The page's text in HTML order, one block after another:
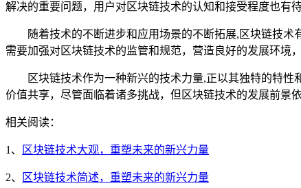
解决的重要问题，用户对区块链技术的认知和接受程度也有
随着技术的不断进步和应用场景的不断拓展,区块链技
需要加强对区块链技术的监管和规范，营造良好的发展环境
区块链技术作为一种新兴的技术力量,正以其独特的特
价值共享，尽管面临着诸多挑战，但区块链技术的发展前景
相关阅读：
1、 区块链技术大观，重塑未来的新兴力量
2、 区块链技术简述，重塑未来的新兴力量